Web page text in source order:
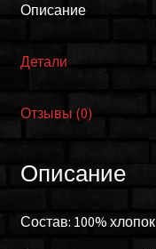
Описание
Детали
Отзывы (0)
Описание
Состав: 100% хлопок